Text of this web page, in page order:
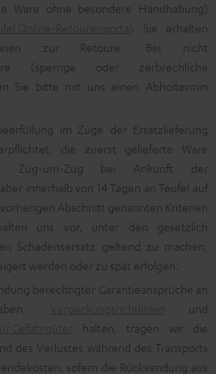
Ware ohne besondere Handhabung)
. Sie erhalten
zur Retoure. Bei nicht
(sperrige oder zerbrechliche
Sie bitte mit uns einen Abholtermin
im Zuge der Ersatzlieferung
die zuerst gelieferte Ware
Zug-um-Zug bei Ankunft der
innerhalb von 14 Tagen an Teufel auf
Abschnitt genannten Kriterien
uns vor, unter den gesetzlich
Schadensersatz geltend zu machen,
werden oder zu spät erfolgen.
berechtigter Garantieansprüche an
und
halten, tragen wir die
des Verlustes während des Transports
sofern die Rücksendung aus